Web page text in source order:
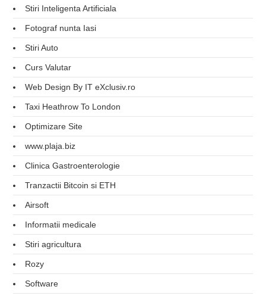
Stiri Inteligenta Artificiala
Fotograf nunta Iasi
Stiri Auto
Curs Valutar
Web Design By IT eXclusiv.ro
Taxi Heathrow To London
Optimizare Site
www.plaja.biz
Clinica Gastroenterologie
Tranzactii Bitcoin si ETH
Airsoft
Informatii medicale
Stiri agricultura
Rozy
Software